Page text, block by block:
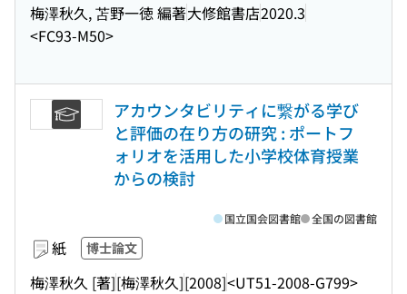
梅澤秋久, 苫野一徳 編著大修館書店2020.3
<FC93-M50>
アカウンタビリティに繋がる学び
と評価の在り方の研究 : ポートフ
ォリオを活用した小学校体育授業
からの検討
紙 博士論文
梅澤秋久 [著][梅澤秋久][2008]<UT51-2008-G799>
国立国会図書館 全国の図書館